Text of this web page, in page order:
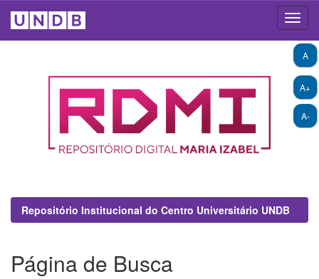
A+
A-
A
Repositório Institucional do Centro Universitário UNDB
Página de Busca